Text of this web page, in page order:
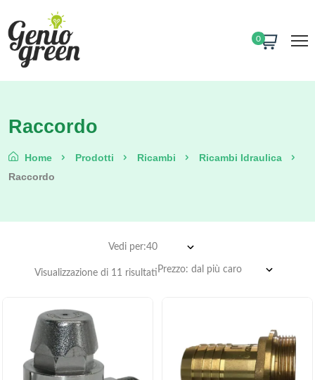
0
Raccordo
Home Prodotti Ricambi
Ricambi Idraulica
Raccordo
Vedi per:
Visualizzazione di 11 risultati